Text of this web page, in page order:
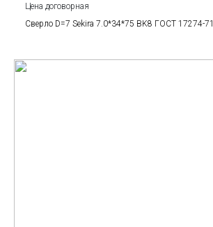
Цена договорная
Сверло D=7 Sekira 7.0*34*75 BK8 ГОСТ 17274-71